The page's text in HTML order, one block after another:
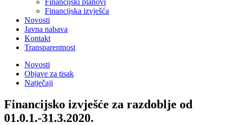
Financijski planovi
Financijska izvješća
Novosti
Javna nabava
Kontakt
Transparentnost
Novosti
Objave za tisak
Natječaji
Financijsko izvješće za razdoblje od
01.0.1.-31.3.2020.